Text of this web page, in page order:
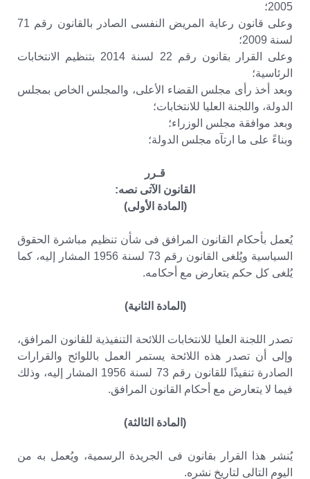
2005؛
وعلى قانون رعاية المريض النفسى الصادر بالقانون رقم 71
لسنة 2009؛
وعلى القرار بقانون رقم 22 لسنة 2014 بتنظيم الانتخابات
الرئاسية؛
وبعد أخذ رأى مجلس القضاء الأعلى، والمجلس الخاص بمجلس
الدولة، واللجنة العليا للانتخابات؛
وبعد موافقة مجلس الوزراء؛
وبناءً على ما ارتآه مجلس الدولة؛
قـرر
القانون الآتى نصه:
(المادة الأولى)
يُعمل بأحكام القانون المرافق فى شأن تنظيم مباشرة الحقوق
السياسية ويُلغى القانون رقم 73 لسنة 1956 المشار إليه، كما
يُلغى كل حكم يتعارض مع أحكامه.
(المادة الثانية)
تصدر اللجنة العليا للانتخابات اللائحة التنفيذية للقانون المرافق،
وإلى أن تصدر هذه اللائحة يستمر العمل باللوائح والقرارات
الصادرة تنفيذًا للقانون رقم 73 لسنة 1956 المشار إليه، وذلك
فيما لا يتعارض مع أحكام القانون المرافق.
(المادة الثالثة)
يُنشر هذا القرار بقانون فى الجريدة الرسمية، ويُعمل به من
اليوم التالى لتاريخ نشره.